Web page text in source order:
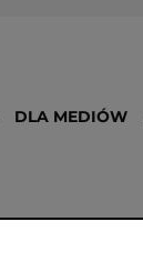
DLA MEDIÓW